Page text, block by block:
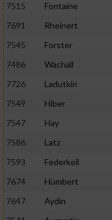
7515
Fontaine
7691
Rheinert
7545
Forster
7486
Wachall
7726
Ladutkin
7549
Hiber
7547
Hay
7586
Latz
7593
Federkeil
7674
Hümbert
7647
Aydin